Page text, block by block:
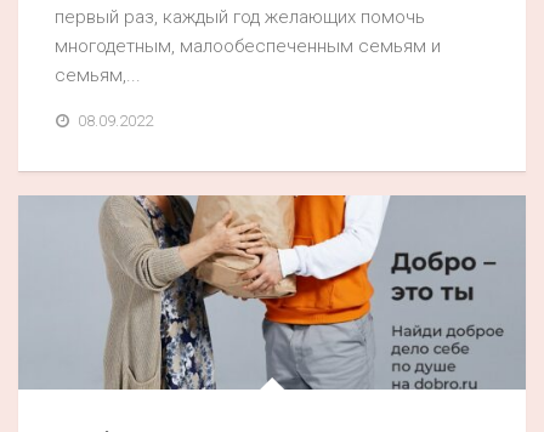
первый раз, каждый год желающих помочь
многодетным, малообеспеченным семьям и
семьям,...
08.09.2022